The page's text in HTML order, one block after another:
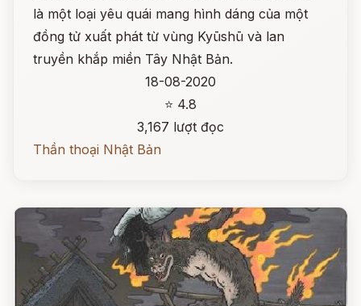
là một loại yêu quái mang hình dáng của một
đồng tử xuất phát từ vùng Kyūshū và lan
truyền khắp miền Tây Nhật Bản.
18-08-2020
⭐ 4.8
3,167 lượt đọc
Thần thoại Nhật Bản